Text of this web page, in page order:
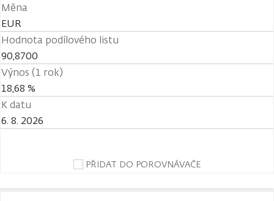
Měna
EUR
Hodnota podílového listu
90,8700
Výnos (1 rok)
18,68 %
K datu
6. 8. 2026
PŘIDAT DO POROVNÁVAČE